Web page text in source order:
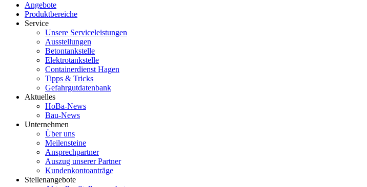
Angebote
Produktbereiche
Service
Unsere Serviceleistungen
Ausstellungen
Betontankstelle
Elektrotankstelle
Containerdienst Hagen
Tipps & Tricks
Gefahrgutdatenbank
Aktuelles
HoBa-News
Bau-News
Unternehmen
Über uns
Meilensteine
Ansprechpartner
Auszug unserer Partner
Kundenkontoanträge
Stellenangebote